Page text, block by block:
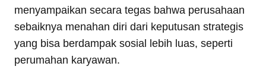
menyampaikan secara tegas bahwa perusahaan
sebaiknya menahan diri dari keputusan strategis
yang bisa berdampak sosial lebih luas, seperti
perumahan karyawan.